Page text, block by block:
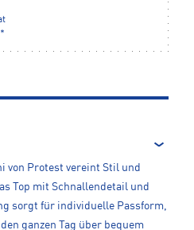
von Protest vereint Stil und
Top mit Schnallendetail und
sorgt für individuelle Passform,
ganzen Tag über bequem